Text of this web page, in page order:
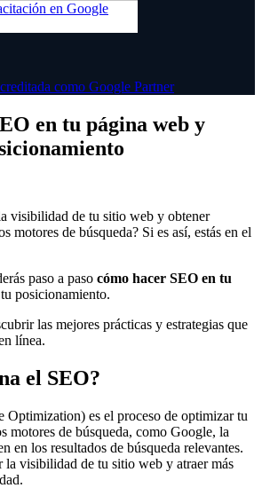
en Google
en tu página web y
visibilidad de tu sitio web y obtener
motores de búsqueda? Si es así, estás en el
paso a paso cómo hacer SEO en tu
posicionamiento.
las mejores prácticas y estrategias que
línea.
el SEO?
Optimization) es el proceso de optimizar tu
motores de búsqueda, como Google, la
en los resultados de búsqueda relevantes.
la visibilidad de tu sitio web y atraer más